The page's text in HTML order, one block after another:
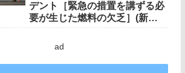
デント［緊急の措置を講ずる必
要が生じた燃料の欠乏］(新千
空、高度約13,000ft、令和5年7
ad